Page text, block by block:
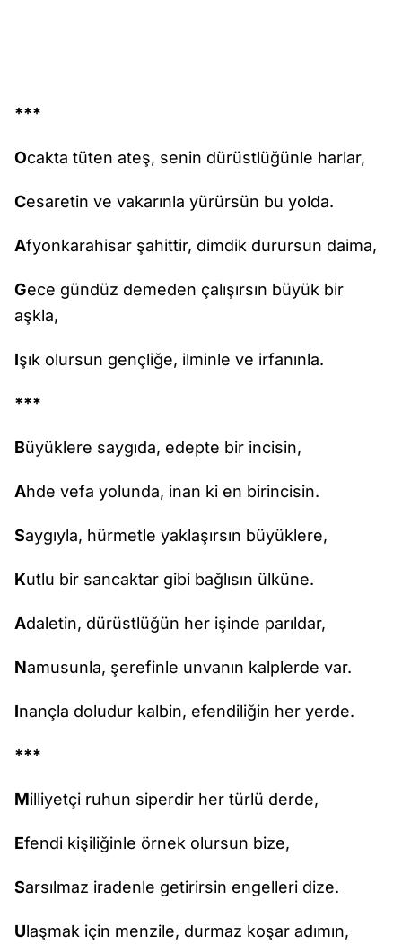
***
Ocakta tüten ateş, senin dürüstlüğünle harlar,
Cesaretin ve vakarınla yürürsün bu yolda.
Afyonkarahisar şahittir, dimdik durursun daima,
Gece gündüz demeden çalışırsın büyük bir
aşkla,
Işık olursun gençliğe, ilminle ve irfanınla.
***
Büyüklere saygıda, edepte bir incisin,
Ahde vefa yolunda, inan ki en birincisin.
Saygıyla, hürmetle yaklaşırsın büyüklere,
Kutlu bir sancaktar gibi bağlısın ülküne.
Adaletin, dürüstlüğün her işinde parıldar,
Namusunla, şerefinle unvanın kalplerde var.
Inançla doludur kalbin, efendiliğin her yerde.
***
Milliyetçi ruhun siperdir her türlü derde,
Efendi kişiliğinle örnek olursun bize,
Sarsılmaz iradenle getirirsin engelleri dize.
Ulaşmak için menzile, durmaz koşar adımın,